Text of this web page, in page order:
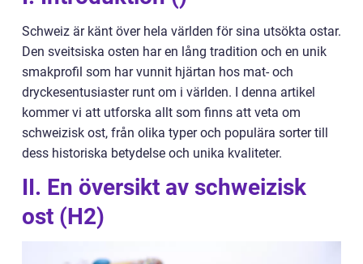
Schweiz är känt över hela världen för sina utsökta ostar.
Den sveitsiska osten har en lång tradition och en unik
smakprofil som har vunnit hjärtan hos mat- och
dryckesentusiaster runt om i världen. I denna artikel
kommer vi att utforska allt som finns att veta om
schweizisk ost, från olika typer och populära sorter till
dess historiska betydelse och unika kvaliteter.
II. En översikt av schweizisk
ost (H2)